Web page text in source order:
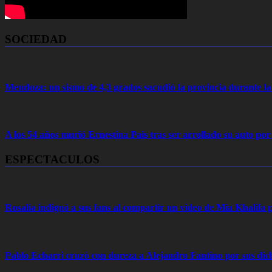
SOCIEDAD
Mendoza: un sismo de 4,3 grados sacudió la provincia durante
A los 54 años murió Ernestina Pais tras ser arrollado su auto
ESPECTACULOS
Rosalía indignó a sus fans al compartir un video de Mia Khalifa
Pablo Echarri cruzó con dureza a Alejandro Fantino por sus